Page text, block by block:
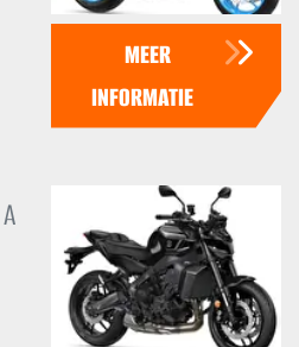
MEER
INFORMATIE
A